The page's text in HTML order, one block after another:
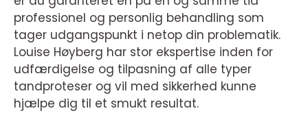
professionel og personlig behandling som
tager udgangspunkt i netop din problematik.
Louise Høyberg har stor ekspertise inden for
udfærdigelse og tilpasning af alle typer
tandproteser og vil med sikkerhed kunne
hjælpe dig til et smukt resultat.